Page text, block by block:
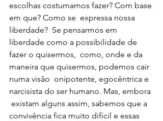
escolhas costumamos fazer? Com base
em que? Como se  expressa nossa
liberdade?  Se pensarmos em
liberdade como a possibilidade de
fazer o quisermos,  como, onde e da
maneira que quisermos, podemos cair
numa visão  onipotente, egocêntrica e
narcisista do ser humano. Mas, embora
existam alguns assim, sabemos que a
convivência fica muito difícil e essas